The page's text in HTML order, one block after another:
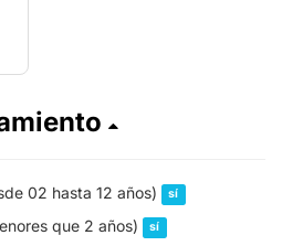
02 hasta 12 años) sí
que 2 años) sí